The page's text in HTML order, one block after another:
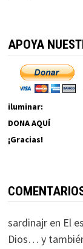
APOYA
iluminar:
DONA AQUÍ
¡Gracias!
sardinajren El
Dios… y